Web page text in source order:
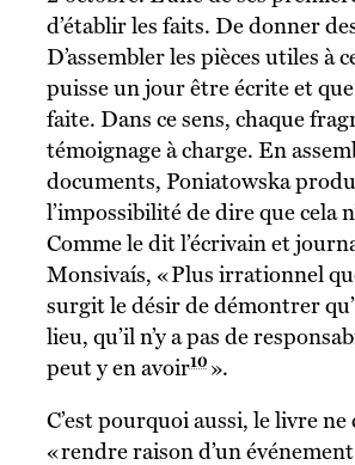
d’établir les faits. De donner
D’assembler les pièces utiles à
puisse un jour être écrite et
faite. Dans ce sens, chaque
témoignage à charge. En
documents, Poniatowska
l’impossibilité de dire que cela
Comme le dit l’écrivain et
Monsivaís, « Plus irrationnel
surgit le désir de démontrer
lieu, qu’il n’y a pas de
peut y en avoir10 ».
C’est pourquoi aussi, le livre ne cherche pas à
« rendre raison d’un